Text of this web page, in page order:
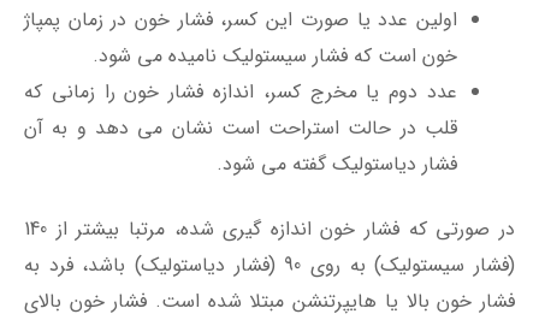
اولین عدد یا صورت این کسر، فشار خون در زمان پمپاژ
خون است که فشار سیستولیک نامیده می شود.
عدد دوم یا مخرج کسر، اندازه فشار خون را زمانی که
قلب در حالت استراحت است نشان می دهد و به آن
فشار دیاستولیک گفته می شود.
در صورتی که فشار خون اندازه گیری شده، مرتبا بیشتر از 140
(فشار سیستولیک) به روی 90 (فشار دیاستولیک) باشد، فرد به
فشار خون بالا یا هایپرتنشن مبتلا شده است. فشار خون بالای